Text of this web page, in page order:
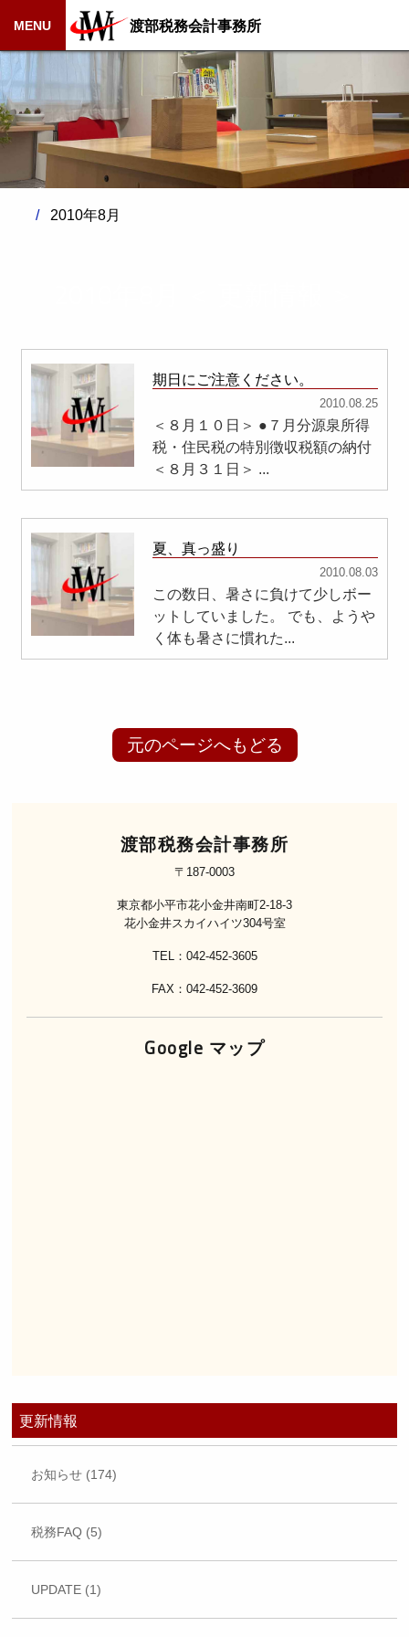
MENU 渡部税務会計事務所
2010年8月
期日にご注意ください。
2010.08.25
＜８月１０日＞ ●７月分源泉所得
税・住民税の特別徴収税額の納付
＜８月３１日＞ ...
夏、真っ盛り
2010.08.03
この数日、暑さに負けて少しボー
ットしていました。 でも、ようや
く体も暑さに慣れた...
元のページへもどる
渡部税務会計事務所
〒187-0003
東京都小平市花小金井南町2-18-3
花小金井スカイハイツ304号室
TEL：042-452-3605
FAX：042-452-3609
Google マップ
更新情報
お知らせ (174)
税務FAQ (5)
UPDATE (1)